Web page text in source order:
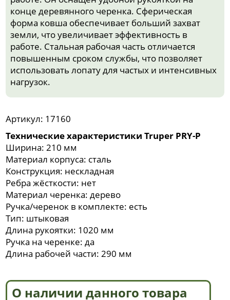
конце деревянного черенка. Сферическая
форма ковша обеспечивает больший захват
земли, что увеличивает эффективность в
работе. Стальная рабочая часть отличается
повышенным сроком службы, что позволяет
использовать лопату для частых и интенсивных
нагрузок.
Артикул: 17160
Технические характеристики Truper PRY-P
Ширина: 210 мм
Материал корпуса: сталь
Конструкция: нескладная
Ребра жёсткости: нет
Материал черенка: дерево
Ручка/черенок в комплекте: есть
Тип: штыковая
Длина рукоятки: 1020 мм
Ручка на черенке: да
Длина рабочей части: 290 мм
О наличии данного товара